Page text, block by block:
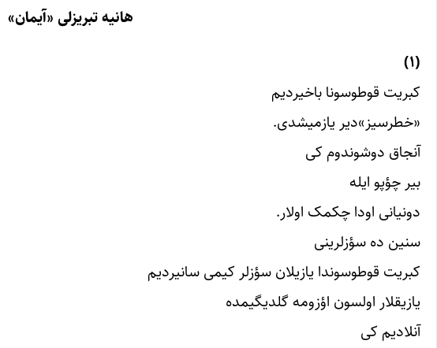
هانیه ‌تبریزلی «آیمان»
(۱)
کبریت قوطوسونا باخیردیم
«خطرسیز»دیر یازمیشدی.
آنجاق دوشوندوم کی
بیر چؤپو ایله
دونیانی اودا چکمک اولار.
سنین ده سؤزلرینی
کبریت قوطوسوندا یازیلان سؤزلر کیمی سانیردیم
یازیقلار اولسون اؤزومه گلدیگیمده
آنلادیم کی